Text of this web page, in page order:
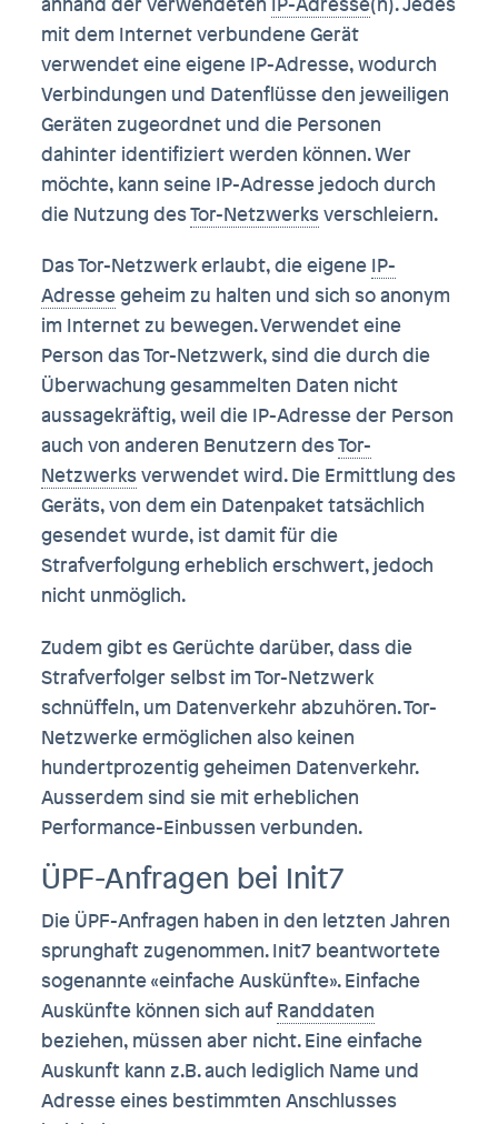
mit dem Internet verbundene Gerät
verwendet eine eigene IP-Adresse, wodurch
Verbindungen und Datenflüsse den jeweiligen
Geräten zugeordnet und die Personen
dahinter identifiziert werden können. Wer
möchte, kann seine IP-Adresse jedoch durch
die Nutzung desTor-Netzwerksverschleiern.
Das Tor-Netzwerk erlaubt, die eigene IP-
Adressegeheim zu halten und sich so anonym
im Internet zu bewegen. Verwendet eine
Person das Tor-Netzwerk, sind die durch die
Überwachung gesammelten Daten nicht
aussagekräftig, weil die IP-Adresse der Person
auch von anderen Benutzern desTor-
Netzwerksverwendet wird. Die Ermittlung des
Geräts, von dem ein Datenpaket tatsächlich
gesendet wurde, ist damit für die
Strafverfolgung erheblich erschwert, jedoch
nicht unmöglich.
Zudem gibt es Gerüchte darüber, dass die
Strafverfolger selbst im Tor-Netzwerk
schnüffeln, um Datenverkehr abzuhören. Tor-
Netzwerke ermöglichen also keinen
hundertprozentig geheimen Datenverkehr.
Ausserdem sind sie mit erheblichen
Performance-Einbussen verbunden.
ÜPF-Anfragen bei Init7
Die ÜPF-Anfragen haben in den letzten Jahren
sprunghaft zugenommen. Init7 beantwortete
sogenannte «einfache Auskünfte». Einfache
Auskünfte können sich aufRanddaten
beziehen, müssen aber nicht. Eine einfache
Auskunft kann z.B. auch lediglich Name und
Adresse eines bestimmten Anschlusses